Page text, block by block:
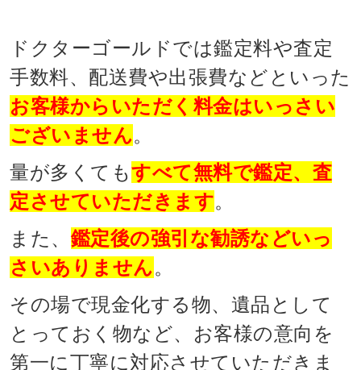
ドクターゴールドでは鑑定料や査定
手数料、配送費や出張費などといった
お客様からいただく料金はいっさい
ございません。
量が多くてもすべて無料で鑑定、査
定させていただきます。
また、 鑑定後の強引な勧誘などいっ
さいありません。
その場で現金化する物、遺品として
とっておく物など、お客様の意向を
第一に丁寧に対応させていただきま